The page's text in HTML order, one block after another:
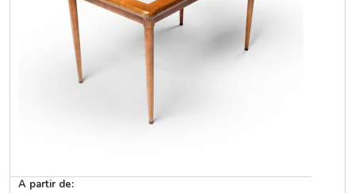
A partir de: